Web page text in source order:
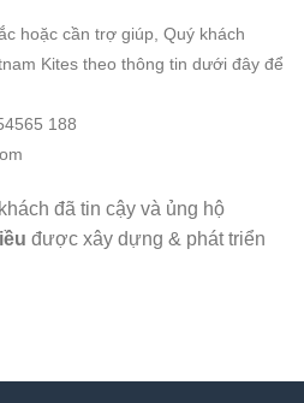
hoặc cần trợ giúp, Quý khách
Kites theo thông tin dưới đây để
188
đã tin cậy và ủng hộ
được xây dựng & phát triển